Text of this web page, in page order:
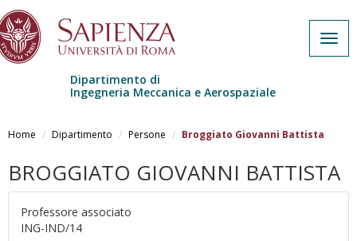
Dipartimento di
Ingegneria Meccanica e Aerospaziale
Home Dipartimento Persone Broggiato Giovanni Battista
BROGGIATO GIOVANNI BATTISTA
Professore associato
ING-IND/14